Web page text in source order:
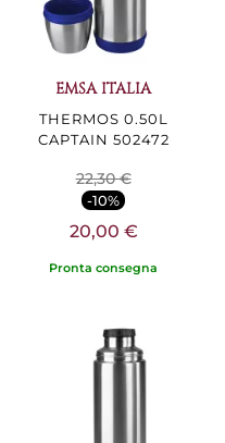
EMSA ITALIA
THERMOS 0.50L
CAPTAIN 502472
22,30 €
-10%
20,00 €
Pronta consegna